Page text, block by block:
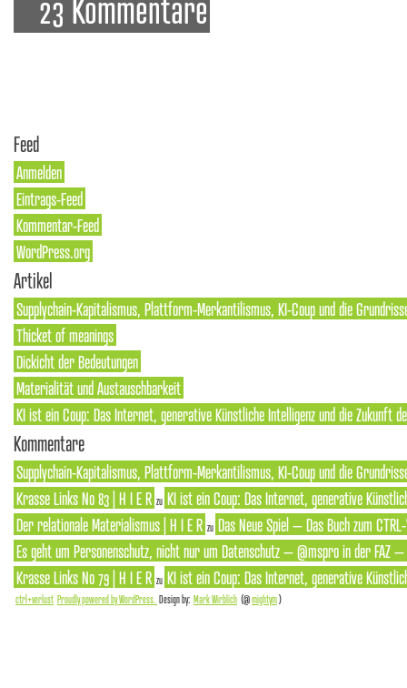
Feed
Anmelden
Eintrags-Feed
Kommentar-Feed
WordPress.org
Artikel
Supplychain-Kapitalismus, Plattform-Merkantilismus, KI-Coup und die
Thicket of meanings
Dickicht der Bedeutungen
Materialität und Austauschbarkeit
KI ist ein Coup: Das Internet, generative Künstliche Intelligenz und die Zukunft
Kommentare
Supplychain-Kapitalismus, Plattform-Merkantilismus, KI-Coup und die
Krasse Links No 83 | H I E R zu KI ist ein Coup: Das Internet, generative
Der relationale Materialismus | H I E R zu Das Neue Spiel – Das Buch zum
Es geht um Personenschutz, nicht nur um Datenschutz – @mspro in der FAZ
Krasse Links No 79 | H I E R zu KI ist ein Coup: Das Internet, generative
ctrl+verlust Proudly powered by WordPress. Design by: Mark Wirblich (@mightym)